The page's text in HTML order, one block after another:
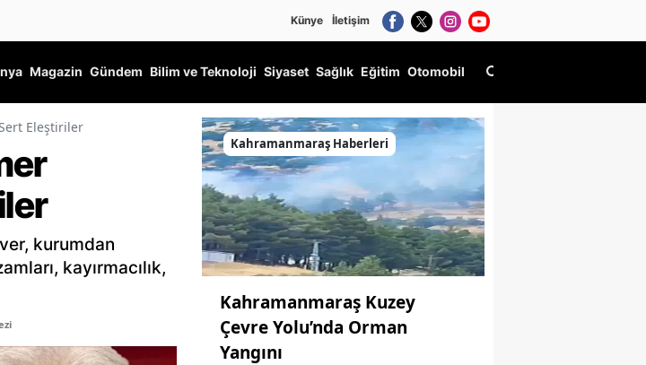
Künye İletişim
Magazin Gündem Bilim ve Teknoloji Siyaset Sağlık Eğitim Otomobil
Eleştiriler
kurumdan
kayırmacılık,
Kahramanmaraş Haberleri
Kahramanmaraş Kuzey
Çevre Yolu’nda Orman
Yangını